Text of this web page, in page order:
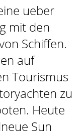
ueber
mit den
Schiffen.
auf
Tourismus
zu
Heute
Sun